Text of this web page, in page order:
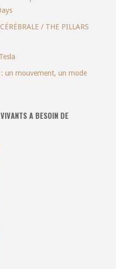
/ THE PILLARS
: un mouvement, un mode
A BESOIN DE